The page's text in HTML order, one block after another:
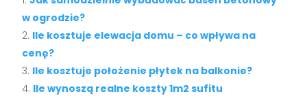
w ogrodzie?
Ile kosztuje elewacja domu – co wpływa na
cenę?
Ile kosztuje położenie płytek na balkonie?
Ile wynoszą realne koszty 1m2 sufitu